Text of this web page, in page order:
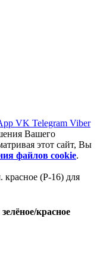
VK Telegram Viber
Вашего
этот сайт, Вы
файлов cookie.
красное